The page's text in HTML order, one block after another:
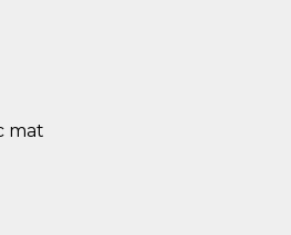
mat